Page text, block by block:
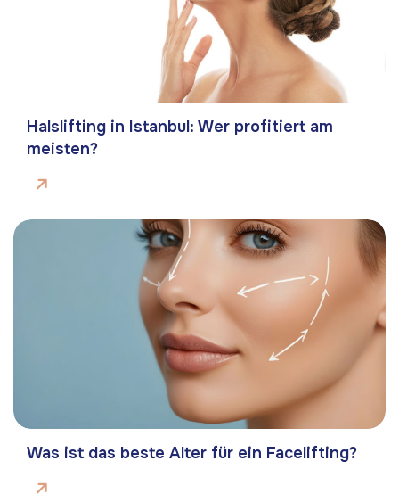
Halslifting in Istanbul: Wer profitiert am
meisten?
Was ist das beste Alter für ein Facelifting?